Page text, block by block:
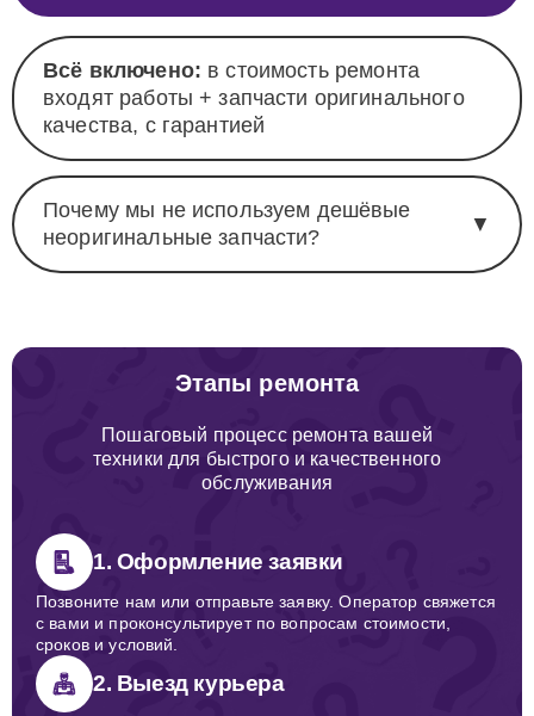
Всё включено: в стоимость ремонта
входят работы + запчасти оригинального
качества, с гарантией
Почему мы не используем дешёвые
неоригинальные запчасти?
▼
Этапы ремонта
Пошаговый процесс ремонта вашей
техники для быстрого и качественного
обслуживания
1. Оформление заявки
Позвоните нам или отправьте заявку. Оператор свяжется
с вами и проконсультирует по вопросам стоимости,
сроков и условий.
2. Выезд курьера